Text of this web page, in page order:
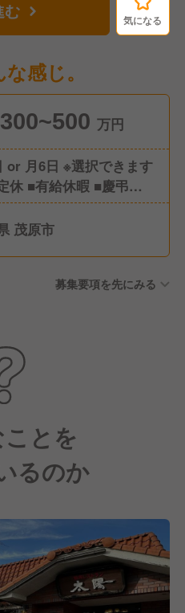
む 気になる
感じ。
300~500 万円
or 月6日 ※選択できます
■慶弔休
末年始休暇
茂原市
募集要項を先にみる
とを
るのか
気になる